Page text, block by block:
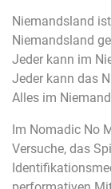
Niemandsland
Niemandsland
Jeder kann im
Jeder kann das
Alles im
Im Nomadic No
Versuche, das